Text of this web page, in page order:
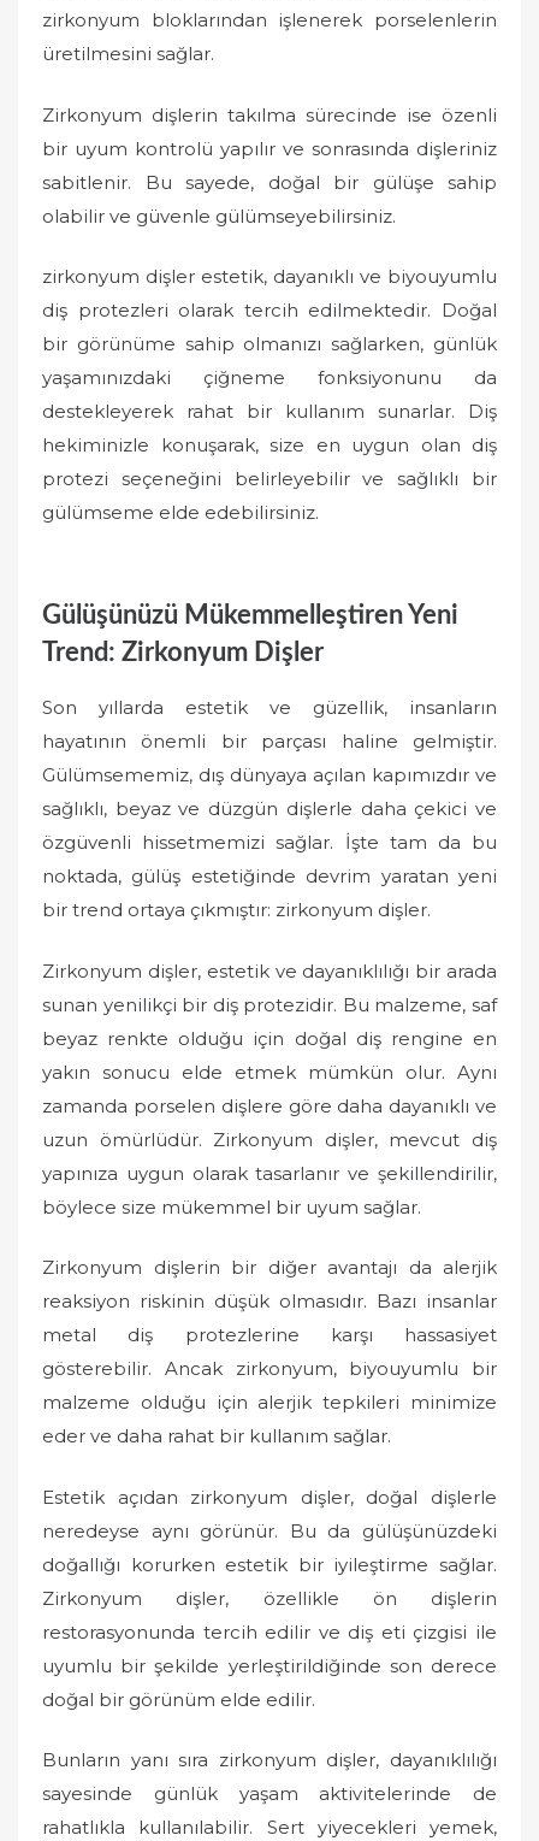
zirkonyum bloklarından işlenerek porselenlerin
üretilmesini sağlar.
Zirkonyum dişlerin takılma sürecinde ise özenli
bir uyum kontrolü yapılır ve sonrasında dişleriniz
sabitlenir. Bu sayede, doğal bir gülüşe sahip
olabilir ve güvenle gülümseyebilirsiniz.
zirkonyum dişler estetik, dayanıklı ve biyouyumlu
diş protezleri olarak tercih edilmektedir. Doğal
bir görünüme sahip olmanızı sağlarken, günlük
yaşamınızdaki çiğneme fonksiyonunu da
destekleyerek rahat bir kullanım sunarlar. Diş
hekiminizle konuşarak, size en uygun olan diş
protezi seçeneğini belirleyebilir ve sağlıklı bir
gülümseme elde edebilirsiniz.
Gülüşünüzü Mükemmelleştiren Yeni
Trend: Zirkonyum Dişler
Son yıllarda estetik ve güzellik, insanların
hayatının önemli bir parçası haline gelmiştir.
Gülümsememiz, dış dünyaya açılan kapımızdır ve
sağlıklı, beyaz ve düzgün dişlerle daha çekici ve
özgüvenli hissetmemizi sağlar. İşte tam da bu
noktada, gülüş estetiğinde devrim yaratan yeni
bir trend ortaya çıkmıştır: zirkonyum dişler.
Zirkonyum dişler, estetik ve dayanıklılığı bir arada
sunan yenilikçi bir diş protezidir. Bu malzeme, saf
beyaz renkte olduğu için doğal diş rengine en
yakın sonucu elde etmek mümkün olur. Aynı
zamanda porselen dişlere göre daha dayanıklı ve
uzun ömürlüdür. Zirkonyum dişler, mevcut diş
yapınıza uygun olarak tasarlanır ve şekillendirilir,
böylece size mükemmel bir uyum sağlar.
Zirkonyum dişlerin bir diğer avantajı da alerjik
reaksiyon riskinin düşük olmasıdır. Bazı insanlar
metal diş protezlerine karşı hassasiyet
gösterebilir. Ancak zirkonyum, biyouyumlu bir
malzeme olduğu için alerjik tepkileri minimize
eder ve daha rahat bir kullanım sağlar.
Estetik açıdan zirkonyum dişler, doğal dişlerle
neredeyse aynı görünür. Bu da gülüşünüzdeki
doğallığı korurken estetik bir iyileştirme sağlar.
Zirkonyum dişler, özellikle ön dişlerin
restorasyonunda tercih edilir ve diş eti çizgisi ile
uyumlu bir şekilde yerleştirildiğinde son derece
doğal bir görünüm elde edilir.
Bunların yanı sıra zirkonyum dişler, dayanıklılığı
sayesinde günlük yaşam aktivitelerinde de
rahatlıkla kullanılabilir. Sert yiyecekleri yemek,